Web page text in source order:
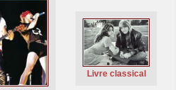
Livre classical